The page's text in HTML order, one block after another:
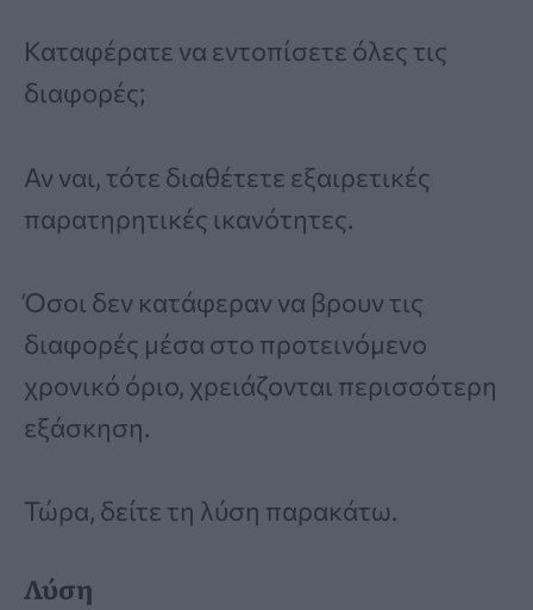
Καταφέρατε να εντοπίσετε όλες τις
διαφορές;
Αν ναι, τότε διαθέτετε εξαιρετικές
παρατηρητικές ικανότητες.
Όσοι δεν κατάφεραν να βρουν τις
διαφορές μέσα στο προτεινόμενο
χρονικό όριο, χρειάζονται περισσότερη
εξάσκηση.
Τώρα, δείτε τη λύση παρακάτω.
Λύση